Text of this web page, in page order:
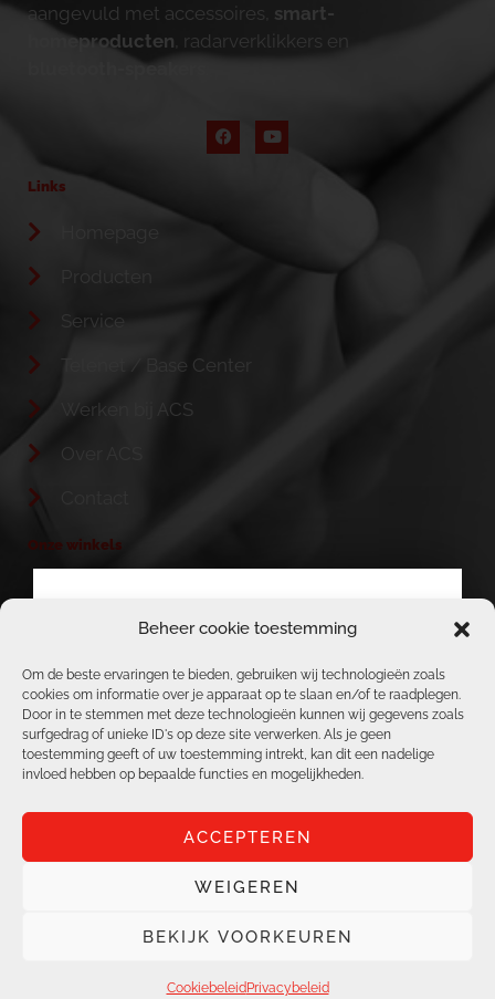
Beheer cookie toestemming
Om de beste ervaringen te bieden, gebruiken wij technologieën zoals
cookies om informatie over je apparaat op te slaan en/of te raadplegen.
Door in te stemmen met deze technologieën kunnen wij gegevens zoals
surfgedrag of unieke ID's op deze site verwerken. Als je geen
toestemming geeft of uw toestemming intrekt, kan dit een nadelige
invloed hebben op bepaalde functies en mogelijkheden.
ACCEPTEREN
WEIGEREN
BEKIJK VOORKEUREN
CookiebeleidPrivacybeleid
aangevuld met accessoires, smart-
homeproducten , radarverklikkers en
bluetooth-speakers
Links
Service
Telenet / Base Center
Werken bij ACS
Over ACS
Onze winkels
TELENET & BASE AARSCHOT
TELENET & BASE BOORTMEERBEEK
Privacybeleid|Cookiebeleid
site: krachtigonline.be
BERICHT VAN ACS, TELENET, BASE &
REPAIR CENTER TEAM
GESLOTEN WEGENS
JAARLIJKS
VERLOF
VANAF 03/08/2026
T.E.M. 17/08/2026
ZIJN WIJ GESLOTEN.
Al onze vestigingen staan 18/08/2024 terug
ter uwer beschikking!